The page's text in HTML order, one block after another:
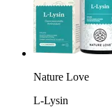
Nature Love
L-Lysin